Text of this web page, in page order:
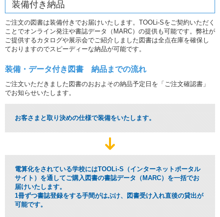
装備付き納品
ご注文の図書は装備付きでお届けいたします。TOOLi-Sをご契約いただく
ことでオンライン発注や書誌データ（MARC）の提供も可能です。弊社が
ご提供するカタログや展示会でご紹介しました図書は全点在庫を確保し
ておりますのでスピーディーな納品が可能です。
装備・データ付き図書 納品までの流れ
ご注文いただきました図書のおおよその納品予定日を「ご注文確認書」
でお知らせいたします。
お客さまと取り決めの仕様で装備をいたします。
電算化をされている学校にはTOOLi-S（インターネットポータル
サイト）を通してご購入図書の書誌データ（MARC）を一括でお
届けいたします。
1冊ずつ書誌登録をする手間がはぶけ、図書受け入れ直後の貸出が
可能です。